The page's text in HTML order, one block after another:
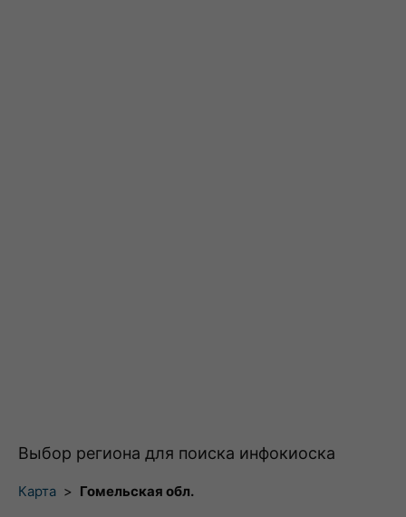
Выбор региона для поиска инфокиоска
Карта > Гомельская обл.